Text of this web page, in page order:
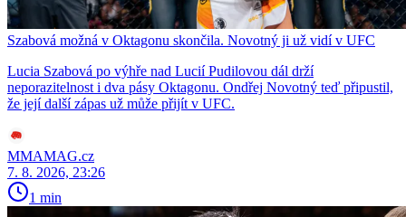
Szabová možná v Oktagonu skončila. Novotný ji už vidí v UFC
Lucia Szabová po výhře nad Lucií Pudilovou dál drží
neporazitelnost i dva pásy Oktagonu. Ondřej Novotný teď připustil,
že její další zápas už může přijít v UFC.
MMAMAG.cz
7. 8. 2026, 23:26
1 min